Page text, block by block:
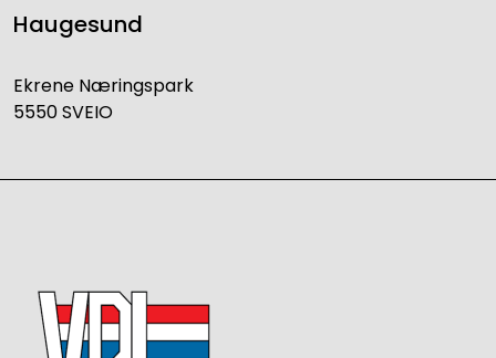
Haugesund
Ekrene Næringspark
5550 SVEIO